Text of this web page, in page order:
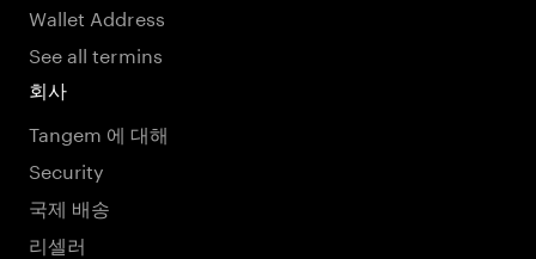
Wallet Address
See all termins
회사
Tangem 에 대해
Security
국제 배송
리셀러